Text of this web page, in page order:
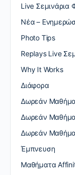
Live Σεμινάρια
Nέα –
Photo Tips
Replays Live
Why It Works
Διάφορα
Δωρεάν
Δωρεάν
Δωρεάν
Έμπνευση
Μαθήματα